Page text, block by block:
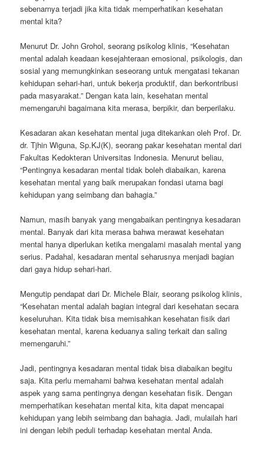
sebenarnya terjadi jika kita tidak memperhatikan kesehatan
mental kita?
Menurut Dr. John Grohol, seorang psikolog klinis, “Kesehatan
mental adalah keadaan kesejahteraan emosional, psikologis, dan
sosial yang memungkinkan seseorang untuk mengatasi tekanan
kehidupan sehari-hari, untuk bekerja produktif, dan berkontribusi
pada masyarakat.” Dengan kata lain, kesehatan mental
memengaruhi bagaimana kita merasa, berpikir, dan berperilaku.
Kesadaran akan kesehatan mental juga ditekankan oleh Prof. Dr.
dr. Tjhin Wiguna, Sp.KJ(K), seorang pakar kesehatan mental dari
Fakultas Kedokteran Universitas Indonesia. Menurut beliau,
“Pentingnya kesadaran mental tidak boleh diabaikan, karena
kesehatan mental yang baik merupakan fondasi utama bagi
kehidupan yang seimbang dan bahagia.”
Namun, masih banyak yang mengabaikan pentingnya kesadaran
mental. Banyak dari kita merasa bahwa merawat kesehatan
mental hanya diperlukan ketika mengalami masalah mental yang
serius. Padahal, kesadaran mental seharusnya menjadi bagian
dari gaya hidup sehari-hari.
Mengutip pendapat dari Dr. Michele Blair, seorang psikolog klinis,
“Kesehatan mental adalah bagian integral dari kesehatan secara
keseluruhan. Kita tidak bisa memisahkan kesehatan fisik dari
kesehatan mental, karena keduanya saling terkait dan saling
memengaruhi.”
Jadi, pentingnya kesadaran mental tidak bisa diabaikan begitu
saja. Kita perlu memahami bahwa kesehatan mental adalah
aspek yang sama pentingnya dengan kesehatan fisik. Dengan
memperhatikan kesehatan mental kita, kita dapat mencapai
kehidupan yang lebih seimbang dan bahagia. Jadi, mulailah hari
ini dengan lebih peduli terhadap kesehatan mental Anda.